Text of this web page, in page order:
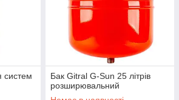
систем
Бак Gitral G-Sun 25 літрів
розширювальний